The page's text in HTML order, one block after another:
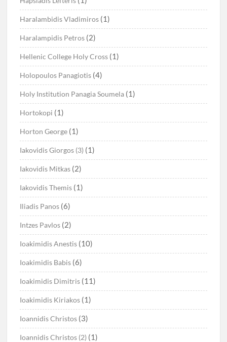
Haralambidis Vladimiros (1)
Haralampidis Petros (2)
Hellenic College Holy Cross (1)
Holopoulos Panagiotis (4)
Holy Institution Panagia Soumela (1)
Hortokopi (1)
Horton George (1)
Iakovidis Giorgos (3) (1)
Iakovidis Mitkas (2)
Iakovidis Themis (1)
Iliadis Panos (6)
Intzes Pavlos (2)
Ioakimidis Anestis (10)
Ioakimidis Babis (6)
Ioakimidis Dimitris (11)
Ioakimidis Kiriakos (1)
Ioannidis Christos (3)
Ioannidis Christos (2) (1)